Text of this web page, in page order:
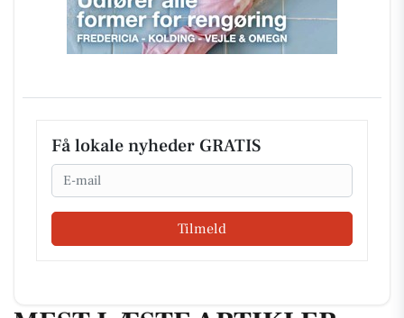
Få lokale nyheder GRATIS
Email
Tilmeld